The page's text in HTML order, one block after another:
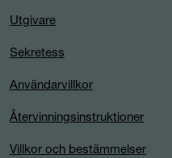
Utgivare
Sekretess
Användarvillkor
Återvinningsinstruktioner
Villkor och bestämmelser